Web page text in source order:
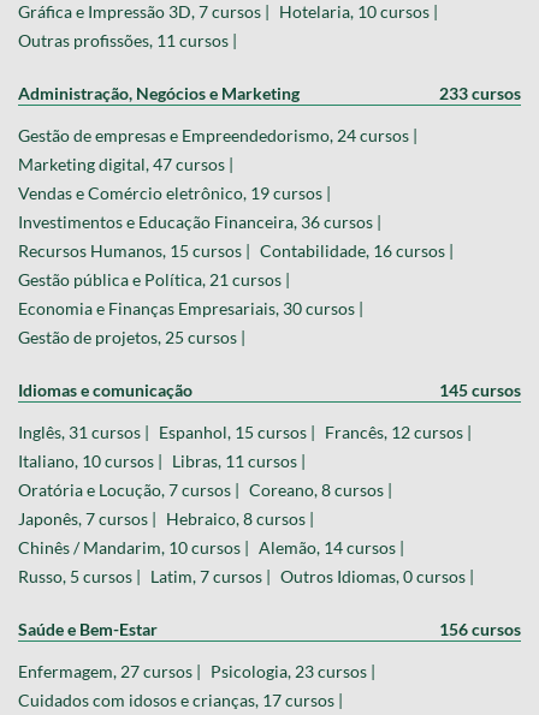
Gráfica e Impressão 3D, 7 cursos | Hotelaria, 10 cursos |
Outras profissões, 11 cursos |
Administração, Negócios e Marketing 233 cursos
Gestão de empresas e Empreendedorismo, 24 cursos |
Marketing digital, 47 cursos |
Vendas e Comércio eletrônico, 19 cursos |
Investimentos e Educação Financeira, 36 cursos |
Recursos Humanos, 15 cursos | Contabilidade, 16 cursos |
Gestão pública e Política, 21 cursos |
Economia e Finanças Empresariais, 30 cursos |
Gestão de projetos, 25 cursos |
Idiomas e comunicação 145 cursos
Inglês, 31 cursos | Espanhol, 15 cursos | Francês, 12 cursos |
Italiano, 10 cursos | Libras, 11 cursos |
Oratória e Locução, 7 cursos | Coreano, 8 cursos |
Japonês, 7 cursos | Hebraico, 8 cursos |
Chinês / Mandarim, 10 cursos | Alemão, 14 cursos |
Russo, 5 cursos | Latim, 7 cursos | Outros Idiomas, 0 cursos |
Saúde e Bem-Estar 156 cursos
Enfermagem, 27 cursos | Psicologia, 23 cursos |
Cuidados com idosos e crianças, 17 cursos |